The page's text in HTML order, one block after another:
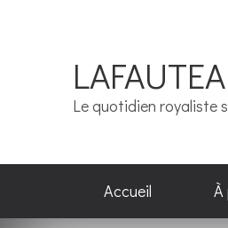
Le quotidien royaliste
Accueil À